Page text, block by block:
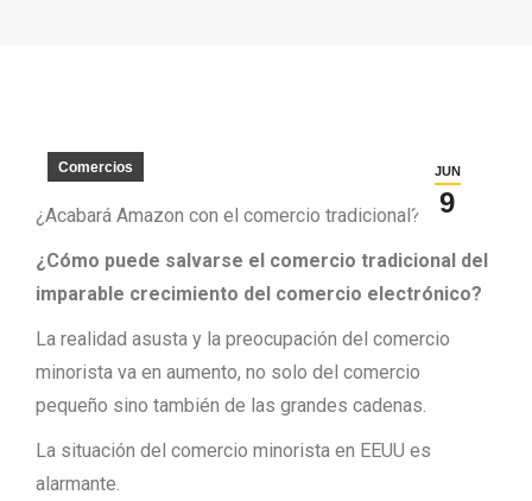
JUN
9
Comercios
¿Acabará Amazon con el comercio tradicional?
¿Cómo puede salvarse el comercio tradicional del
imparable crecimiento del comercio electrónico?
La realidad asusta y la preocupación del comercio
minorista va en aumento, no solo del comercio
pequeño sino también de las grandes cadenas.
La situación del comercio minorista en EEUU es
alarmante.